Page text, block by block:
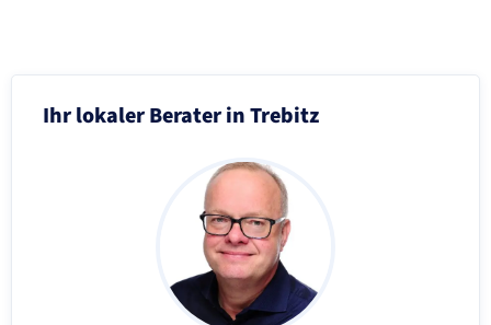
Ihr lokaler Berater in Trebitz